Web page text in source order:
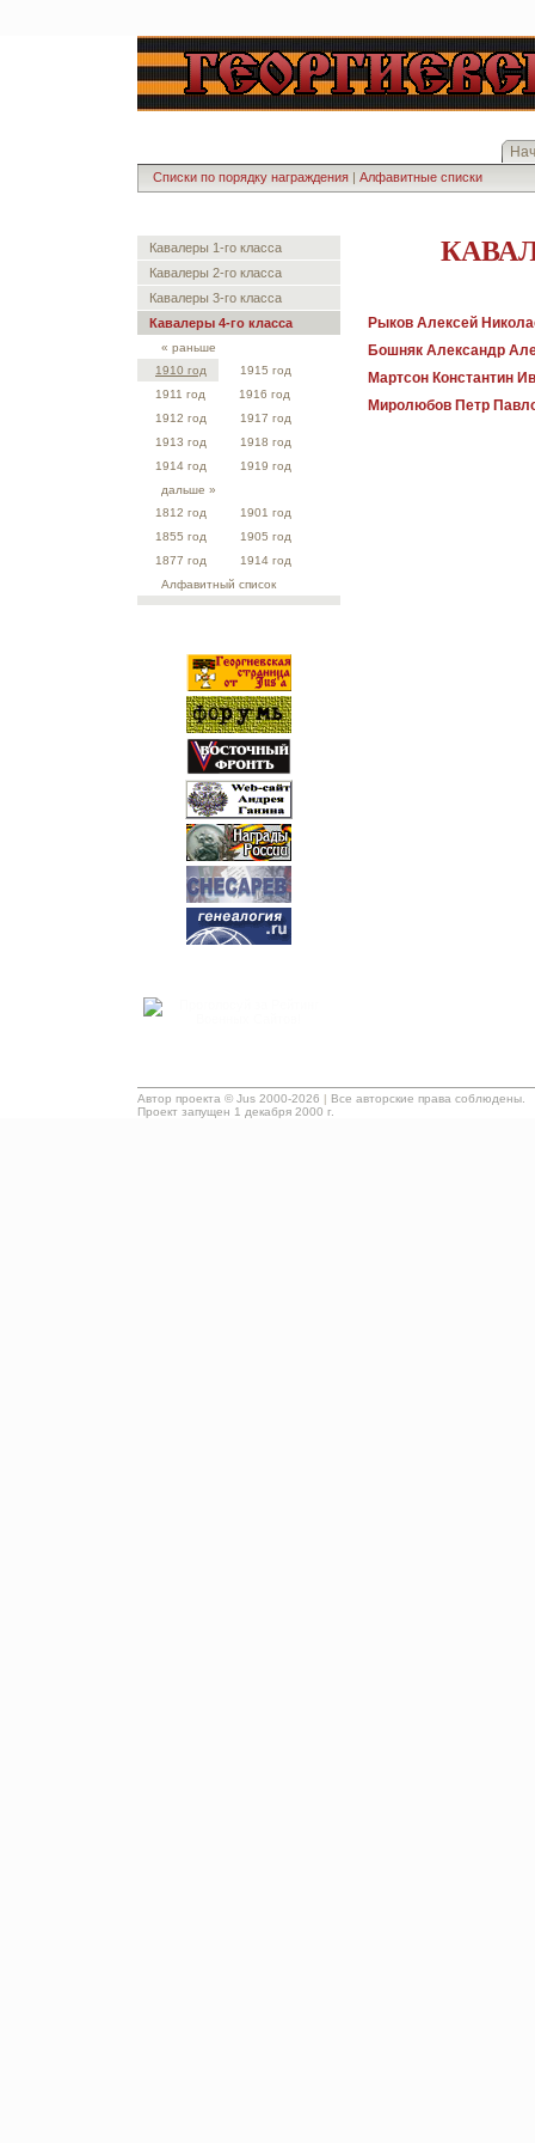
Списки по порядку награждения | Алфавитные списки
Кавалеры 1-го класса
Кавалеры 2-го класса
Кавалеры 3-го класса
Кавалеры 4-го класса
« раньше
1910 год
1915 год
1911 год
1916 год
1912 год
1917 год
1913 год
1918 год
1914 год
1919 год
дальше »
1812 год
1901 год
1855 год
1905 год
1877 год
1914 год
Алфавитный список
Рыков Алексей
Бошняк Александр
Мартсон Константин
Миролюбов Петр
Автор проекта © Jus 2000-2026 | Все авторские права соблюдены.
Проект запущен 1 декабря 2000 г.